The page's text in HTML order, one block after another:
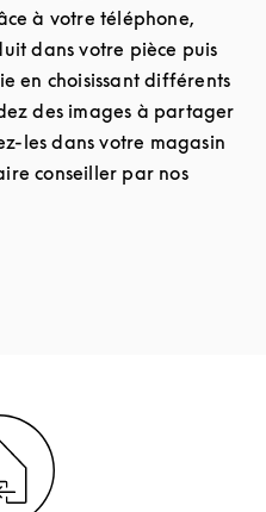
à votre téléphone,
dans votre pièce puis
en choisissant différents
des images à partager
les dans votre magasin
conseiller par nos
Tab